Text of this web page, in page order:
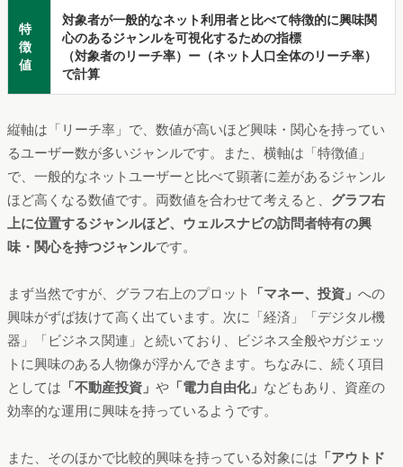
特
徴
値
対象者が一般的なネット利用者と比べて特徴的に興味関
心のあるジャンルを可視化するための指標
（対象者のリーチ率）ー（ネット人口全体のリーチ率）
で計算
縦軸は「リーチ率」で、数値が高いほど興味・関心を持ってい
るユーザー数が多いジャンルです。また、横軸は「特徴値」
で、一般的なネットユーザーと比べて顕著に差があるジャンル
ほど高くなる数値です。両数値を合わせて考えると、 グラフ右
上に位置するジャンルほど、ウェルスナビの訪問者特有の興
味・関心を持つジャンルです。
まず当然ですが、グラフ右上のプロット 「マネー、投資」 への
興味がずば抜けて高く出ています。次に「経済」「デジタル機
器」「ビジネス関連」と続いており、ビジネス全般やガジェッ
トに興味のある人物像が浮かんできます。ちなみに、続く項目
としては 「不動産投資」 や 「電力自由化」 などもあり、資産の
効率的な運用に興味を持っているようです。
また、そのほかで比較的興味を持っている対象には 「アウトド